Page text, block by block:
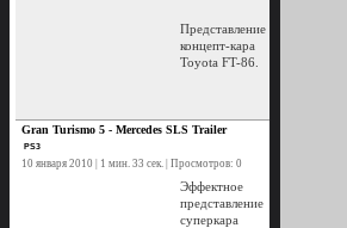
Представление
концепт-кара
Toyota FT-86.
Gran Turismo 5 - Mercedes SLS Trailer
PS3
10 января 2010 | 1 мин. 33 сек. | Просмотров: 0
Эффектное
представление
суперкара